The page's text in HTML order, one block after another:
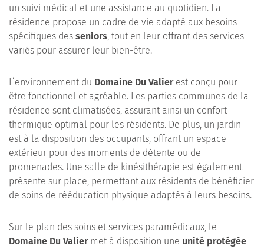
un suivi médical et une assistance au quotidien. La
résidence propose un cadre de vie adapté aux besoins
spécifiques des seniors, tout en leur offrant des services
variés pour assurer leur bien-être.
L’environnement du Domaine Du Valierest conçu pour
être fonctionnel et agréable. Les parties communes de la
résidence sont climatisées, assurant ainsi un confort
thermique optimal pour les résidents. De plus, un jardin
est à la disposition des occupants, offrant un espace
extérieur pour des moments de détente ou de
promenades. Une salle de kinésithérapie est également
présente sur place, permettant aux résidents de bénéficier
de soins de rééducation physique adaptés à leurs besoins.
Sur le plan des soins et services paramédicaux, le
Domaine Du Valiermet à disposition une unité protégée